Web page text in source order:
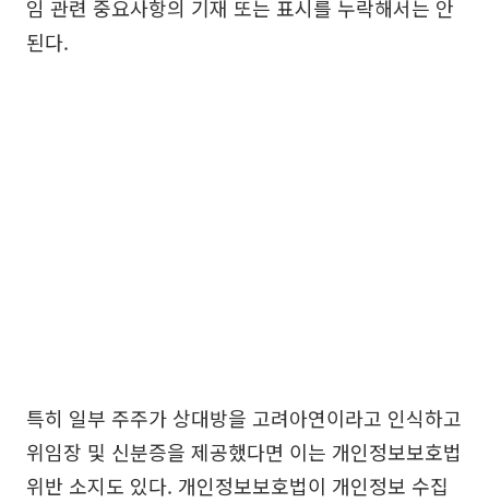
임 관련 중요사항의 기재 또는 표시를 누락해서는 안
된다.
특히 일부 주주가 상대방을 고려아연이라고 인식하고
위임장 및 신분증을 제공했다면 이는 개인정보보호법
위반 소지도 있다. 개인정보보호법이 개인정보 수집